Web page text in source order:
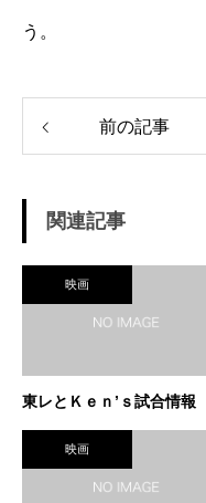
う。
前の記事
関連記事
映画
東レとＫｅｎ’ｓ試合情報
映画